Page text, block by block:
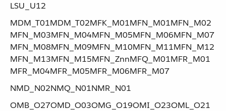
LSU_U12
MDM_T01​ ​MDM_T02​ ​MFK_M01​ ​MFN_M01​ ​MFN_M02​ ​
MFN_M03​ ​MFN_M04​ ​MFN_M05​ ​MFN_M06​ ​MFN_M07​ ​
MFN_M08​ ​MFN_M09​ ​MFN_M10​ ​MFN_M11​ ​MFN_M12​ ​
MFN_M13​ ​MFN_M15​ ​MFN_Z​nn ​MFQ_M01​ ​MFR_M01​ ​
MFR_M04​ ​MFR_M05​ ​MFR_M06​ ​MFR_M07
NMD_N02​ ​NMQ_N01​ ​NMR_N01
OMB_O27​ ​OMD_O03​ ​OMG_O19​ ​OMI_O23​ ​OML_O21​ ​